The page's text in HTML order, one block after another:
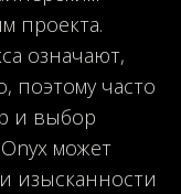
проекта.
означают,
поэтому часто
и выбор
может
изысканности